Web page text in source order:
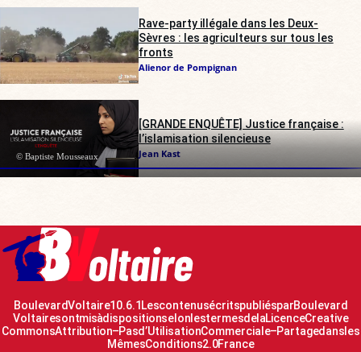
© Baptiste Mousseaux
Rave-party illégale dans les Deux-
Sèvres : les agriculteurs sur tous les
fronts
Alienor de Pompignan
[GRANDE ENQUÊTE] Justice française :
l’islamisation silencieuse
Jean Kast
Boulevard Voltaire 10.6.1 Les contenus écrits publiés par Boulevard
Voltaire sont mis à disposition selon les termes de la Licence Creative
Commons Attribution – Pas d’Utilisation Commerciale – Partage dans les
Mêmes Conditions 2.0 France